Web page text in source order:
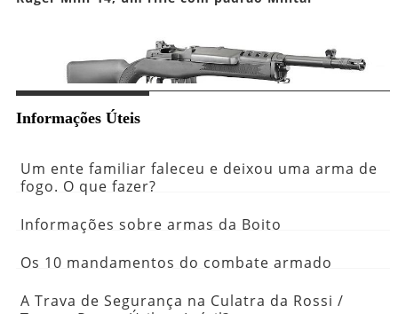
Informações Úteis
Um ente familiar faleceu e deixou uma arma de
fogo. O que fazer?
Informações sobre armas da Boito
Os 10 mandamentos do combate armado
A Trava de Segurança na Culatra da Rossi /